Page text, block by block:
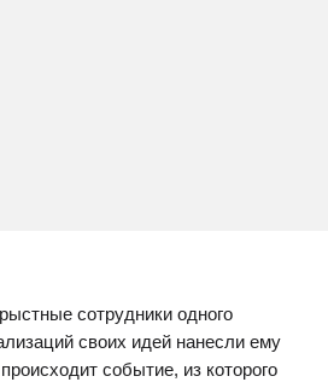
сотрудники одного
своих идей нанесли ему
событие, из которого